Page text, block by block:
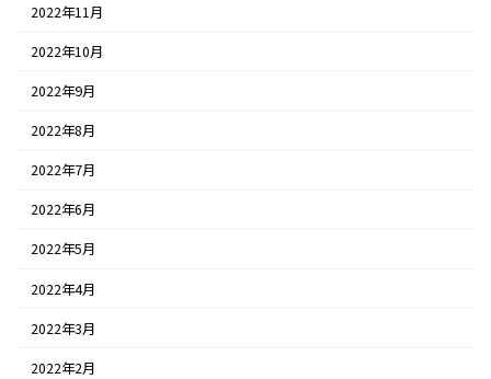
2022年11月
2022年10月
2022年9月
2022年8月
2022年7月
2022年6月
2022年5月
2022年4月
2022年3月
2022年2月